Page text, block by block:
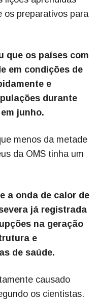
os preparativos para
que os países com
em condições de
e
durante
junho.
menos da metade
da OMS tinha um
a onda de calor de
já registrada
na geração
e
de saúde.
causado
os cientistas.